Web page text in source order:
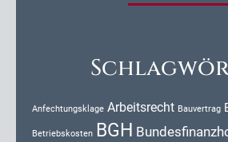
Anfechtungsklage Arbeitsrecht Bauvertrag
Betriebskosten BGH